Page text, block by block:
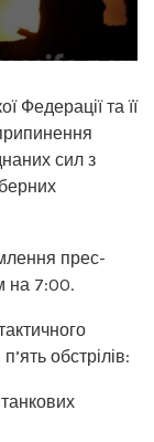
Федерації та її
сил з
прес-
на 7:00.
обстрілів: